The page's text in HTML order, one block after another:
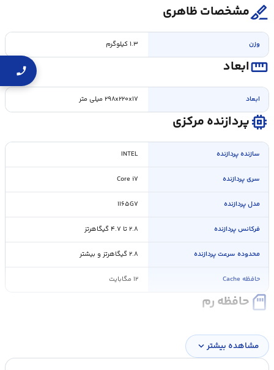
surgicalمشخصات ظاهری
وزن ۱.۳ کیلوگرم
straightenابعاد
ابعاد ۲۹۸x۲۲۰x۱۷ میلی متر
memoryپردازنده مرکزی
سازنده پردازنده INTEL
سری پردازنده Core i۷
مدل پردازنده ۱۱۶۵G۷
فرکانس پردازنده ۲.۸ تا ۴.۷ گیگاهرتز
محدوده سرعت پردازنده ۲.۸ گیگاهرتز و بیشتر
حافظه Cache ۱۲ مگابایت
sd_cardحافظه رم
ظرفیت حافظه RAM
نوع حافظه RAM DDR۴
مشاهده بیشترexpand_more